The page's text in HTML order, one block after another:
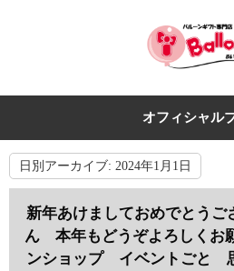
オフィシャル
日別アーカイブ: 2024年1月1日
新年あけましておめでとう
ん 本年もどうぞよろしくお
ンショップ イベントごと